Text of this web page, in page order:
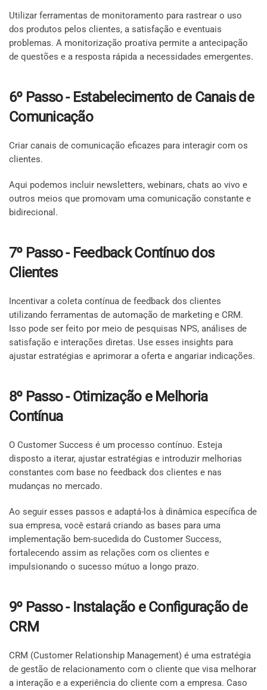
Utilizar ferramentas de monitoramento para rastrear o uso
dos produtos pelos clientes, a satisfação e eventuais
problemas. A monitorização proativa permite a antecipação
de questões e a resposta rápida a necessidades emergentes.
6º Passo - Estabelecimento de Canais de
Comunicação
Criar canais de comunicação eficazes para interagir com os
clientes.
Aqui podemos incluir newsletters, webinars, chats ao vivo e
outros meios que promovam uma comunicação constante e
bidirecional.
7º Passo - Feedback Contínuo dos
Clientes
Incentivar a coleta contínua de feedback dos clientes
utilizando ferramentas de automação de marketing e CRM.
Isso pode ser feito por meio de pesquisas NPS, análises de
satisfação e interações diretas. Use esses insights para
ajustar estratégias e aprimorar a oferta e angariar indicações.
8º Passo - Otimização e Melhoria
Contínua
O Customer Success é um processo contínuo. Esteja
disposto a iterar, ajustar estratégias e introduzir melhorias
constantes com base no feedback dos clientes e nas
mudanças no mercado.
Ao seguir esses passos e adaptá-los à dinâmica específica de
sua empresa, você estará criando as bases para uma
implementação bem-sucedida do Customer Success,
fortalecendo assim as relações com os clientes e
impulsionando o sucesso mútuo a longo prazo.
9º Passo - Instalação e Configuração de
CRM
CRM (Customer Relationship Management) é uma estratégia
de gestão de relacionamento com o cliente que visa melhorar
a interação e a experiência do cliente com a empresa. Caso